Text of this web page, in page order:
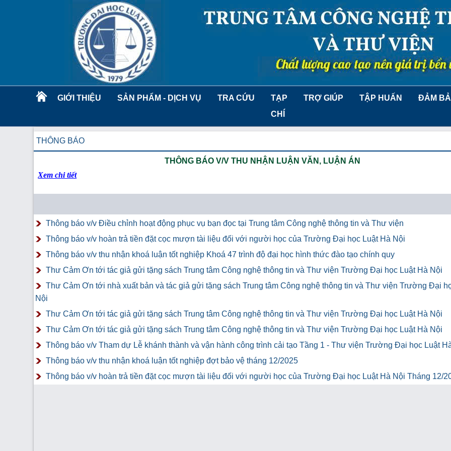
GIỚI THIỆU SẢN PHẨM - DỊCH VỤ TRA CỨU
TẠP
CHÍ
TRỢ GIÚP TẬP HUẤN ĐẢM
THÔNG BÁO
THÔNG BÁO V/V THU NHẬN LUẬN VĂN, LUẬN ÁN
Xem chi tiết
Thông báo v/v Điều chỉnh hoạt động phục vụ bạn đọc tại Trung tâm Công nghệ thông tin và Thư viện
Thông báo v/v hoàn trả tiền đặt cọc mượn tài liệu đối với người học của Trường Đại học Luật Hà Nội
Thông báo v/v thu nhận khoá luận tốt nghiệp Khoá 47 trình độ đại học hình thức đào tạo chính quy
Thư Cảm Ơn tới tác giả gửi tặng sách Trung tâm Công nghệ thông tin và Thư viện Trường Đại học Luật Hà Nội
Thư Cảm Ơn tới nhà xuất bản và tác giả gửi tặng sách Trung tâm Công nghệ thông tin và Thư viện Trường Đại
Nội
Thư Cảm Ơn tới tác giả gửi tặng sách Trung tâm Công nghệ thông tin và Thư viện Trường Đại học Luật Hà Nội
Thư Cảm Ơn tới tác giả gửi tặng sách Trung tâm Công nghệ thông tin và Thư viện Trường Đại học Luật Hà Nội
Thông báo v/v Tham dự Lễ khánh thành và vận hành công trình cải tạo Tầng 1 - Thư viện Trường Đại học Luật
Thông báo v/v thu nhận khoá luận tốt nghiệp đợt bảo vệ tháng 12/2025
Thông báo v/v hoàn trả tiền đặt cọc mượn tài liệu đối với người học của Trường Đại học Luật Hà Nội Tháng 12/